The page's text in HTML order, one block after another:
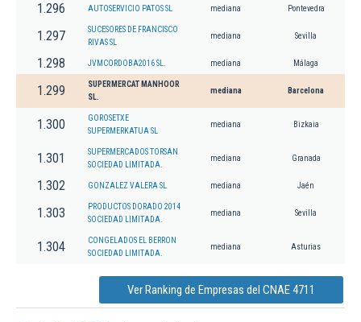
1.296 AUTOSERVICIO PATOS SL mediana Pontevedra
1.297
SUCESORES DE FRANCISCO
RIVAS SL
mediana Sevilla
1.298 JVMCORDOBA2016 SL. mediana Málaga
1.299
SUPERMERCAT MANHOOR
SL.
mediana Barcelona
1.300
GOROSETXE
SUPERMERKATUA SL
mediana Bizkaia
1.301
SUPERMERCADOS TORSAN
SOCIEDAD LIMITADA.
mediana Granada
1.302 GONZALEZ VALERA SL mediana Jaén
1.303
PRODUCTOS DORADO 2014
SOCIEDAD LIMITADA.
mediana Sevilla
1.304
CONGELADOS EL BERRON
SOCIEDAD LIMITADA.
mediana Asturias
Ver Ranking de Empresas del CNAE 4711